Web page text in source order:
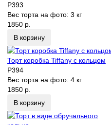
P393
Вес торта на фото: 3 кг
1850 р.
В корзину
Торт коробка Tiffany с кольцом
P394
Вес торта на фото: 4 кг
1850 р.
В корзину